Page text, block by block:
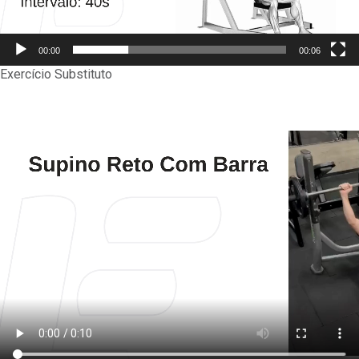
00:00 00:06
Exercício Substituto